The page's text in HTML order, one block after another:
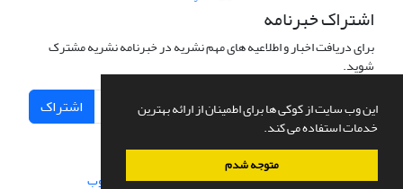
این وب سایت از کوکی ها برای اطمینان از ارائه بهترین
خدمات استفاده می کند.
متوجه شدم
اشتراک خبرنامه
برای دریافت اخبار و اطلاعیه های مهم نشریه در خبرنامه نشریه مشترک
شوید.
اشتراک
سامانه مدیریت نشریات علمی.طراحی و پیاده سازی از سیناوب